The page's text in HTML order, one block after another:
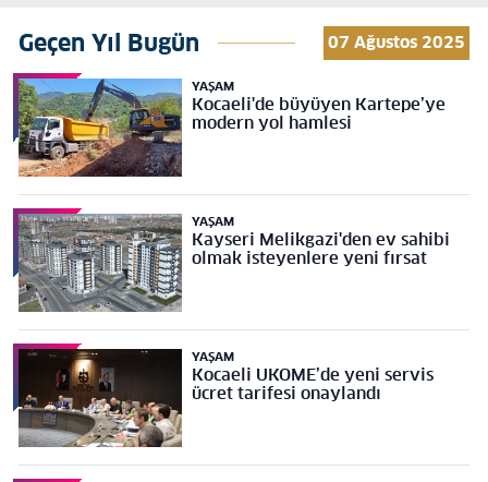
Geçen Yıl Bugün 07 Ağustos 2025
YAŞAM
Kocaeli'de büyüyen Kartepe’ye
modern yol hamlesi
YAŞAM
Kayseri Melikgazi'den ev sahibi
olmak isteyenlere yeni fırsat
YAŞAM
Kocaeli UKOME’de yeni servis
ücret tarifesi onaylandı